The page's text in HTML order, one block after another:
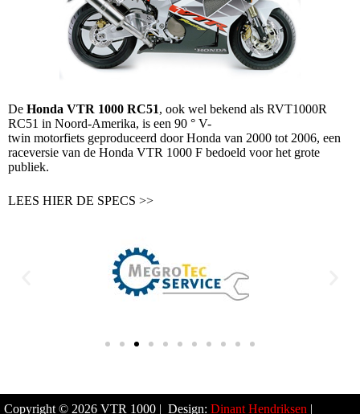
De Honda VTR 1000 RC51, ook wel bekend als RVT1000R
RC51 in Noord-Amerika, is een 90 ° V-
twin motorfiets geproduceerd doorHonda van 2000 tot 2006, een
raceversie van de Honda VTR 1000 F bedoeld voor het grote
publiek.
LEES HIER DE SPECS >>
Copyright © 2026 VTR 1000 | Design:Dinant Hendriksen |